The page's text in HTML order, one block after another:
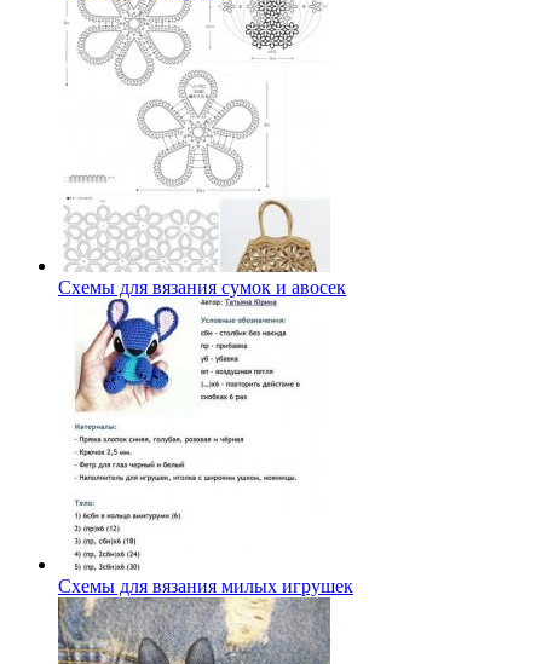
Схемы для вязания сумок и авосек
Схемы для вязания милых игрушек